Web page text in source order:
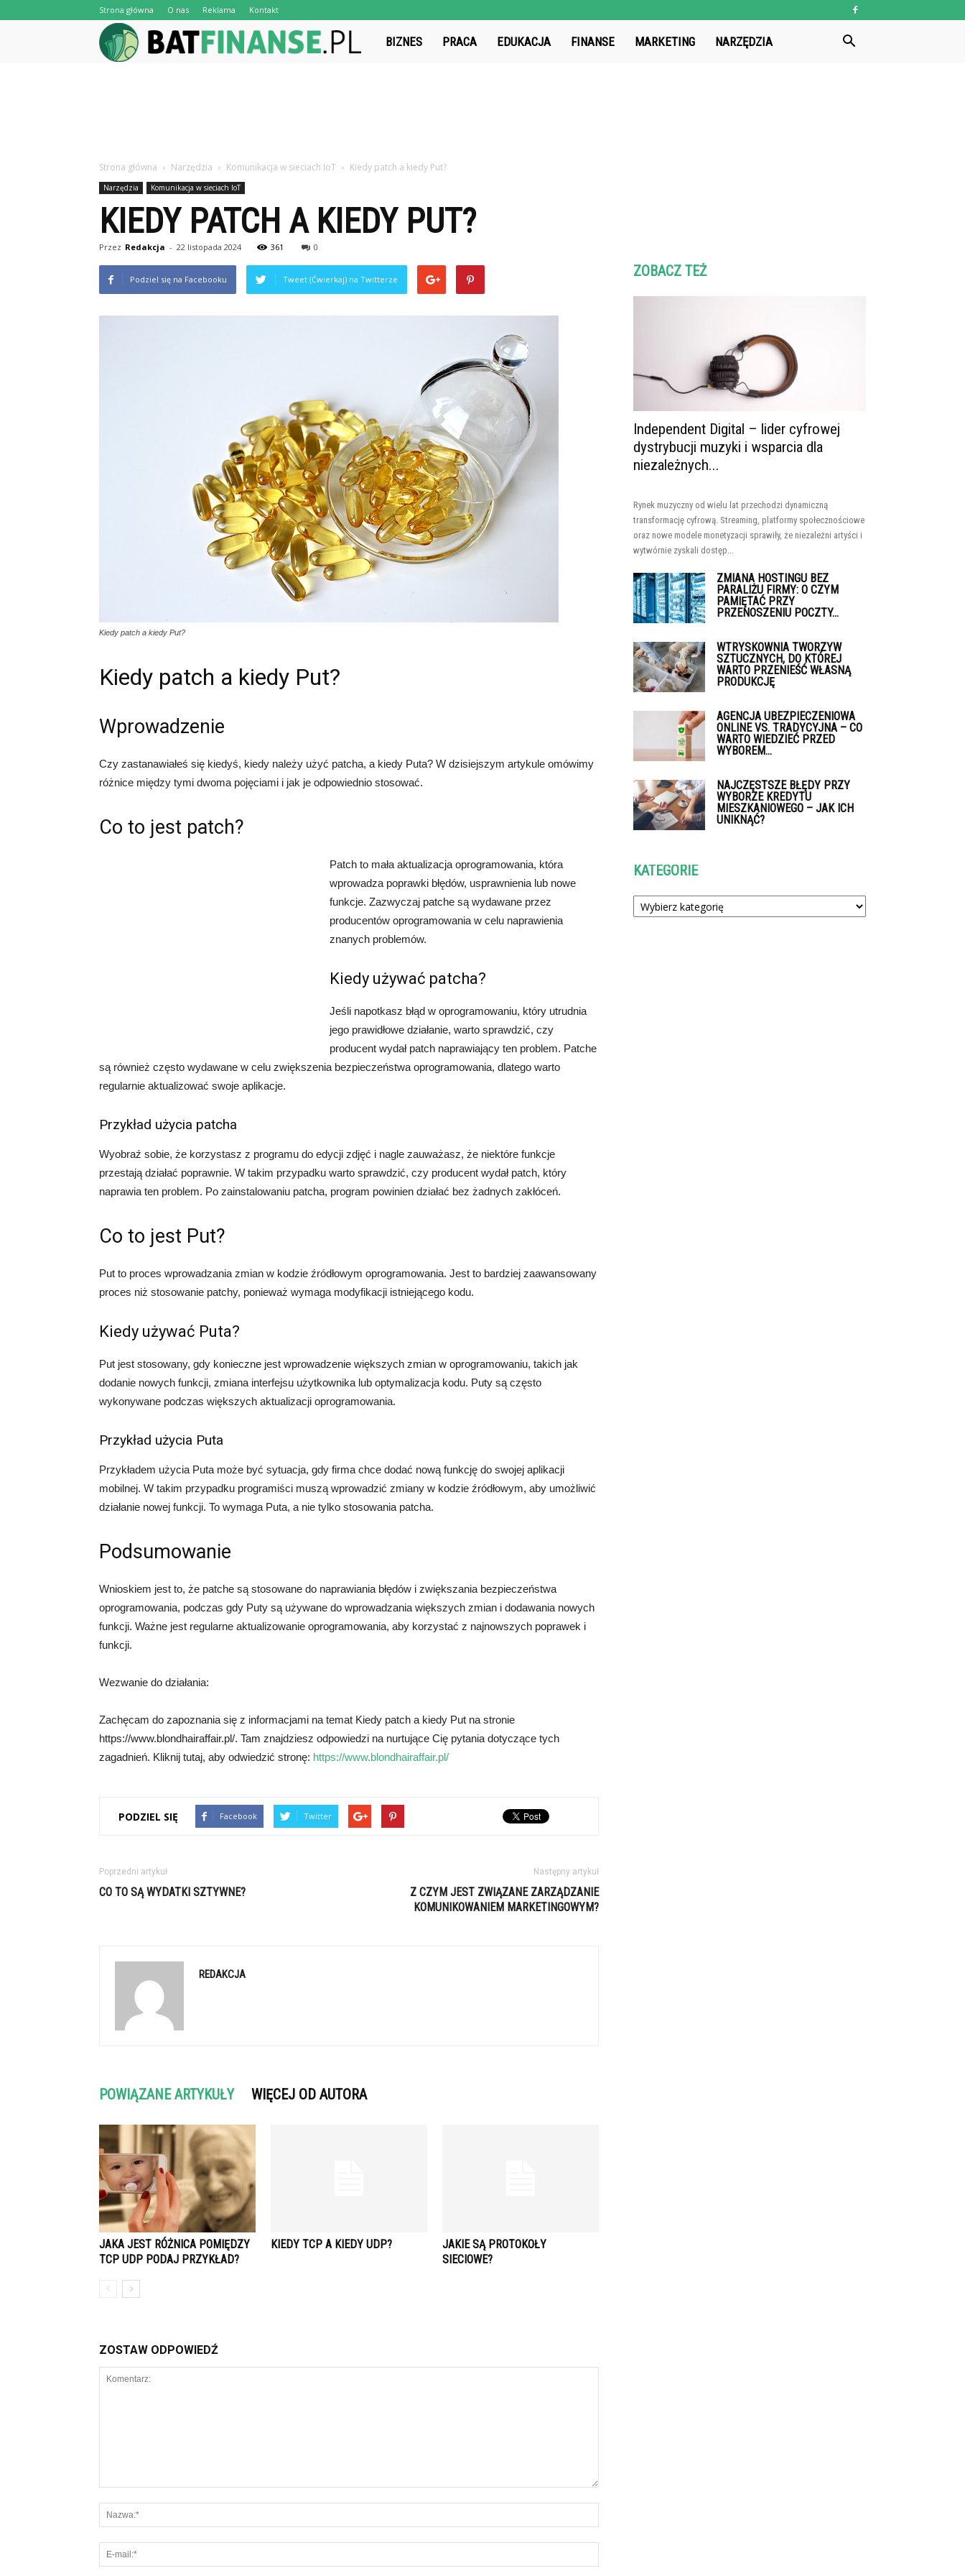
Strona główna O nas Reklama Kontakt
BatFinanse.pl
BIZNES PRACA EDUKACJA FINANSE MARKETING NARZĘDZIA
Strona główna Narzędzia Komunikacja w sieciach IoT Kiedy patch a kiedy Put?
Narzędzia Komunikacja w sieciach IoT
KIEDY PATCH A KIEDY PUT?
Przez Redakcja - 22 listopada 2024 361 0
Podziel się na Facebooku Tweet (Ćwierkaj) na Twitterze
Kiedy patch a kiedy Put?
Kiedy patch a kiedy Put?
Wprowadzenie
Czy zastanawiałeś się kiedyś, kiedy należy użyć patcha, a kiedy Puta? W dzisiejszym artykule omówimy
różnice między tymi dwoma pojęciami i jak je odpowiednio stosować.
Co to jest patch?
Patch to mała aktualizacja oprogramowania, która
wprowadza poprawki błędów, usprawnienia lub nowe
funkcje. Zazwyczaj patche są wydawane przez
producentów oprogramowania w celu naprawienia
znanych problemów.
Kiedy używać patcha?
Jeśli napotkasz błąd w oprogramowaniu, który utrudnia
jego prawidłowe działanie, warto sprawdzić, czy
producent wydał patch naprawiający ten problem. Patche
są również często wydawane w celu zwiększenia bezpieczeństwa oprogramowania, dlatego warto
regularnie aktualizować swoje aplikacje.
Przykład użycia patcha
Wyobraź sobie, że korzystasz z programu do edycji zdjęć i nagle zauważasz, że niektóre funkcje
przestają działać poprawnie. W takim przypadku warto sprawdzić, czy producent wydał patch, który
naprawia ten problem. Po zainstalowaniu patcha, program powinien działać bez żadnych zakłóceń.
Co to jest Put?
Put to proces wprowadzania zmian w kodzie źródłowym oprogramowania. Jest to bardziej zaawansowany
proces niż stosowanie patchy, ponieważ wymaga modyfikacji istniejącego kodu.
Kiedy używać Puta?
Put jest stosowany, gdy konieczne jest wprowadzenie większych zmian w oprogramowaniu, takich jak
dodanie nowych funkcji, zmiana interfejsu użytkownika lub optymalizacja kodu. Puty są często
wykonywane podczas większych aktualizacji oprogramowania.
Przykład użycia Puta
Przykładem użycia Puta może być sytuacja, gdy firma chce dodać nową funkcję do swojej aplikacji
mobilnej. W takim przypadku programiści muszą wprowadzić zmiany w kodzie źródłowym, aby umożliwić
działanie nowej funkcji. To wymaga Puta, a nie tylko stosowania patcha.
Podsumowanie
Wnioskiem jest to, że patche są stosowane do naprawiania błędów i zwiększania bezpieczeństwa
oprogramowania, podczas gdy Puty są używane do wprowadzania większych zmian i dodawania nowych
funkcji. Ważne jest regularne aktualizowanie oprogramowania, aby korzystać z najnowszych poprawek i
funkcji.
Wezwanie do działania:
Zachęcam do zapoznania się z informacjami na temat Kiedy patch a kiedy Put na stronie
https://www.blondhairaffair.pl/. Tam znajdziesz odpowiedzi na nurtujące Cię pytania dotyczące tych
zagadnień. Kliknij tutaj, aby odwiedzić stronę: https://www.blondhairaffair.pl/
PODZIEL SIĘ Facebook Twitter
Poprzedni artykuł
CO TO SĄ WYDATKI SZTYWNE?
Następny artykuł
Z CZYM JEST ZWIĄZANE ZARZĄDZANIE
KOMUNIKOWANIEM MARKETINGOWYM?
REDAKCJA
POWIĄZANE ARTYKUŁY WIĘCEJ OD AUTORA
JAKA JEST RÓŻNICA POMIĘDZY
TCP UDP PODAJ PRZYKŁAD?
KIEDY TCP A KIEDY UDP?
JAKIE SĄ PROTOKOŁY
SIECIOWE?
ZOSTAW ODPOWIEDŹ
ZOBACZ TEŻ
Independent Digital – lider cyfrowej
dystrybucji muzyki i wsparcia dla
niezależnych...
Rynek muzyczny od wielu lat przechodzi dynamiczną
transformację cyfrową. Streaming, platformy społecznościowe
oraz nowe modele monetyzacji sprawiły, że niezależni artyści i
wytwórnie zyskali dostęp...
ZMIANA HOSTINGU BEZ
PARALIŻU FIRMY: O CZYM
PAMIĘTAĆ PRZY
PRZENOSZENIU POCZTY...
WTRYSKOWNIA TWORZYW
SZTUCZNYCH, DO KTÓREJ
WARTO PRZENIEŚĆ WŁASNĄ
PRODUKCJĘ
AGENCJA UBEZPIECZENIOWA
ONLINE VS. TRADYCYJNA – CO
WARTO WIEDZIEĆ PRZED
WYBOREM...
NAJCZĘSTSZE BŁĘDY PRZY
WYBORZE KREDYTU
MIESZKANIOWEGO – JAK ICH
UNIKNĄĆ?
KATEGORIE
Kategorie